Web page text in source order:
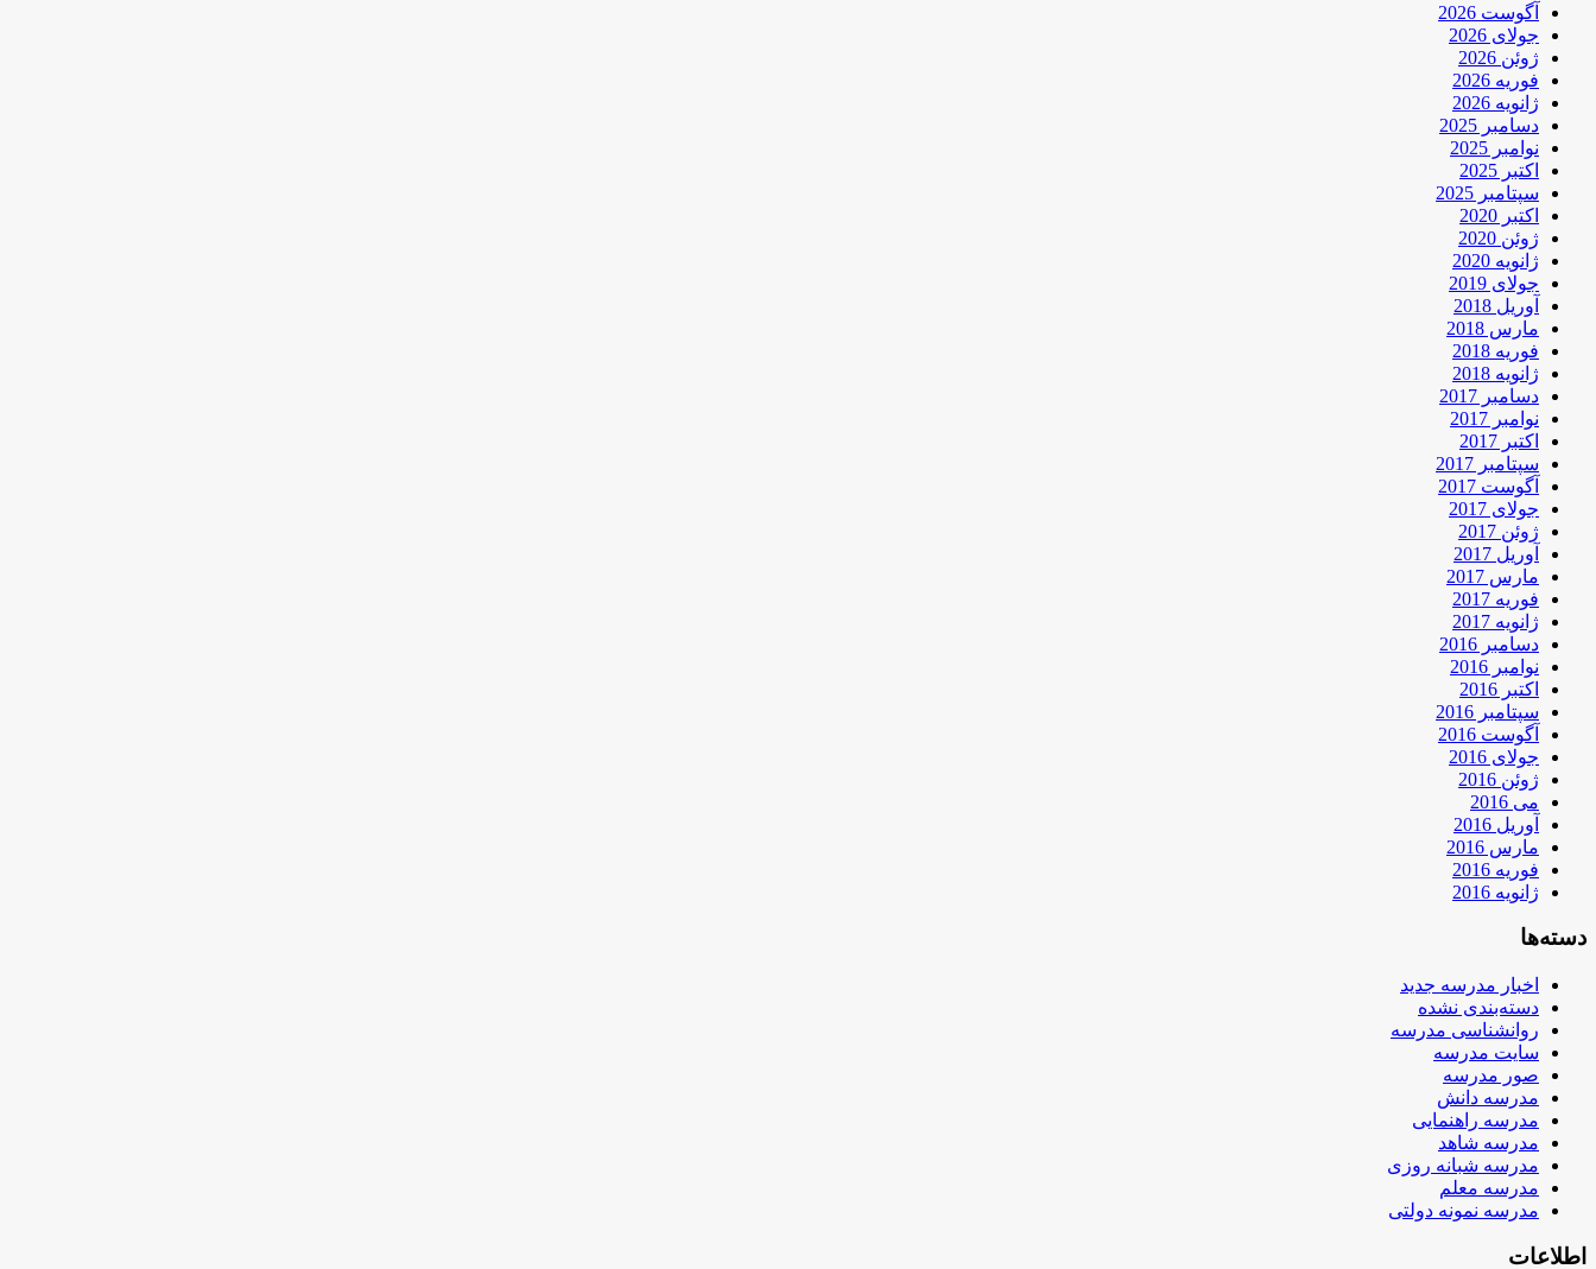
آگوست 2026
جولای 2026
ژوئن 2026
فوریه 2026
ژانویه 2026
دسامبر 2025
نوامبر 2025
اکتبر 2025
سپتامبر 2025
اکتبر 2020
ژوئن 2020
ژانویه 2020
جولای 2019
آوریل 2018
مارس 2018
فوریه 2018
ژانویه 2018
دسامبر 2017
نوامبر 2017
اکتبر 2017
سپتامبر 2017
آگوست 2017
جولای 2017
ژوئن 2017
آوریل 2017
مارس 2017
فوریه 2017
ژانویه 2017
دسامبر 2016
نوامبر 2016
اکتبر 2016
سپتامبر 2016
آگوست 2016
جولای 2016
ژوئن 2016
می 2016
آوریل 2016
مارس 2016
فوریه 2016
ژانویه 2016
دسته‌ها
اخبار مدرسه جدید
دسته‌بندی نشده
روانشناسی مدرسه
سایت مدرسه
صور مدرسه
مدرسه دانش
مدرسه راهنمایی
مدرسه شاهد
مدرسه شبانه روزی
مدرسه معلم
مدرسه نمونه دولتی
اطلاعات